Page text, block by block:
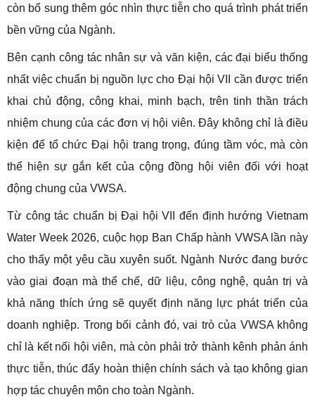
còn bổ sung thêm góc nhìn thực tiễn cho quá trình phát triển
bền vững của Ngành.
Bên cạnh công tác nhân sự và văn kiện, các đại biểu thống
nhất việc chuẩn bị nguồn lực cho Đại hội VII cần được triển
khai chủ động, công khai, minh bạch, trên tinh thần trách
nhiệm chung của các đơn vị hội viên. Đây không chỉ là điều
kiện để tổ chức Đại hội trang trọng, đúng tầm vóc, mà còn
thể hiện sự gắn kết của cộng đồng hội viên đối với hoạt
động chung của VWSA.
Từ công tác chuẩn bị Đại hội VII đến định hướng Vietnam
Water Week 2026, cuộc họp Ban Chấp hành VWSA lần này
cho thấy một yêu cầu xuyên suốt. Ngành Nước đang bước
vào giai đoạn mà thể chế, dữ liệu, công nghệ, quản trị và
khả năng thích ứng sẽ quyết định năng lực phát triển của
doanh nghiệp. Trong bối cảnh đó, vai trò của VWSA không
chỉ là kết nối hội viên, mà còn phải trở thành kênh phản ánh
thực tiễn, thúc đẩy hoàn thiện chính sách và tạo không gian
hợp tác chuyên môn cho toàn Ngành.